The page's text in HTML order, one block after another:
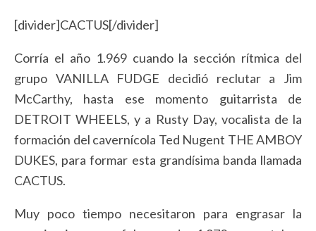
[divider]CACTUS[/divider]
Corría el año 1.969 cuando la sección rítmica del
grupo VANILLA FUDGE decidió reclutar a Jim
McCarthy, hasta ese momento guitarrista de
DETROIT WHEELS, y a Rusty Day, vocalista de la
formación del cavernícola Ted Nugent THE AMBOY
DUKES, para formar esta grandísima banda llamada
CACTUS.
Muy poco tiempo necesitaron para engrasar la